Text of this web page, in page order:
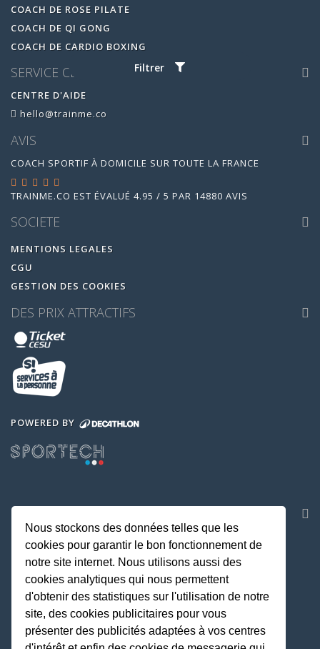
Filtrer
COACH DE ROSE PILATE
COACH DE QI GONG
COACH DE CARDIO BOXING
SERVICE CLIENT
CENTRE D'AIDE
hello@trainme.co
AVIS
COACH SPORTIF À DOMICILE SUR TOUTE LA FRANCE
TRAINME.CO EST ÉVALUÉ 4.95 / 5 PAR 14880 AVIS
SOCIETE
MENTIONS LEGALES
CGU
GESTION DES COOKIES
DES PRIX ATTRACTIFS
POWERED BY
Nous stockons des données telles que les
cookies pour garantir le bon fonctionnement de
notre site internet. Nous utilisons aussi des
cookies analytiques qui nous permettent
d'obtenir des statistiques sur l'utilisation de notre
site, des cookies publicitaires pour vous
présenter des publicités adaptées à vos centres